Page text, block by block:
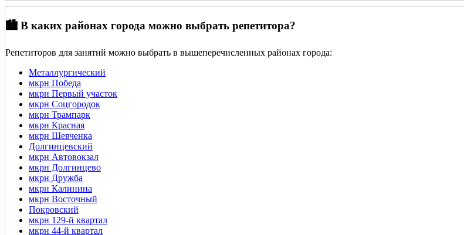
🏙️ В каких районах города можно выбрать репетитора?
Репетиторов для занятий можно выбрать в вышеперечисленных районах города:
Металлургический
мкрн Победа
мкрн Первый участок
мкрн Соцгородок
мкрн Трампарк
мкрн Красная
мкрн Шевченка
Долгинцевский
мкрн Автовокзал
мкрн Долгинцево
мкрн Дружба
мкрн Калинина
мкрн Восточный
Покровский
мкрн 129-й квартал
мкрн 44-й квартал